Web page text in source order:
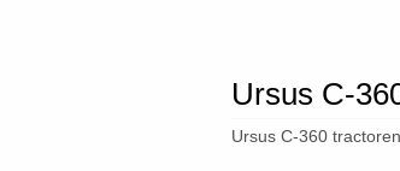
Ursus C-
Ursus C-360